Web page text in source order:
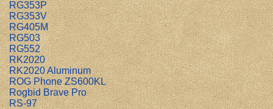
RG353P
RG353V
RG405M
RG503
RG552
RK2020
RK2020 Aluminum
ROG Phone ZS600KL
Rogbid Brave Pro
RS-97